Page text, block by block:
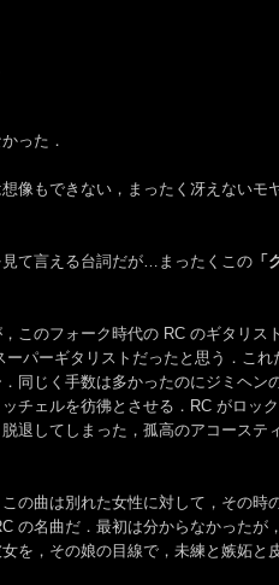
った．
像もできない，まったく冴えないモ
て言える台詞だが…まったくこの 「
このフォーク時代の RC のギタリス
パーギタリストだったと思う．これ
同じく手数は多かったのにジミヘン
チェルを彷彿とさせる．RC がロッ
退してしまった，孤高のアコーステ
の曲は別れた女性に対して，その時
の名曲だ．最初は分からなかったが
を，その娘の目線で，未練と嫉妬と